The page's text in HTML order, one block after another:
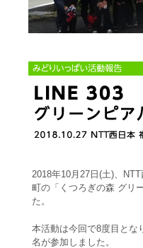
2018年10月27日(土)、
町の「くつろぎの森 グリ
た。
本活動は今回で8度目とな
名が参加しました。